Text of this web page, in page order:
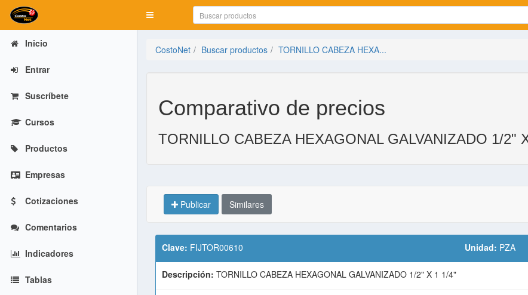
Mostrar menú
Inicio
Entrar
Suscríbete
Cursos
Productos
Empresas
Cotizaciones
Comentarios
Indicadores
Tablas
CostoNet Buscar productos TORNILLO CABEZA HEXA...
Comparativo de precios
TORNILLO CABEZA HEXAGONAL GALVANIZADO 1/2"
Publicar Similares
Clave: FIJTOR00610 Unidad: PZA
Descripción: TORNILLO CABEZA HEXAGONAL GALVANIZADO 1/2" X 1 1/4"